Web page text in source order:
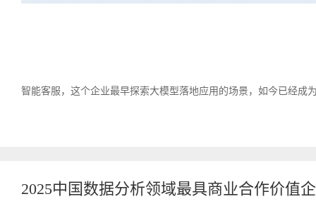
智能客服，这个企业最早探索大模型落地应用的场景，如今已经成
2025中国数据分析领域最具商业合作价值